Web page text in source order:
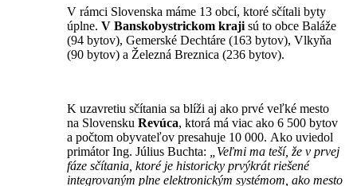
V rámci Slovenska máme 13 obcí, ktoré sčítali byty
úplne. V Banskobystrickom krajisú to obce Baláže
(94 bytov), Gemerské Dechtáre (163 bytov), Vlkyňa
(90 bytov) a Železná Breznica (236 bytov).
K uzavretiu sčítania sa blíži aj ako prvé veľké mesto
na Slovensku Revúca, ktorá má viac ako 6 500 bytov
a počtom obyvateľov presahuje 10 000. Ako uviedol
primátor Ing. Július Buchta:
„Veľmi ma teší, že v prvej
fáze sčítania, ktoré je historicky prvýkrát riešené
integrovaným plne elektronickým systémom, ako mesto